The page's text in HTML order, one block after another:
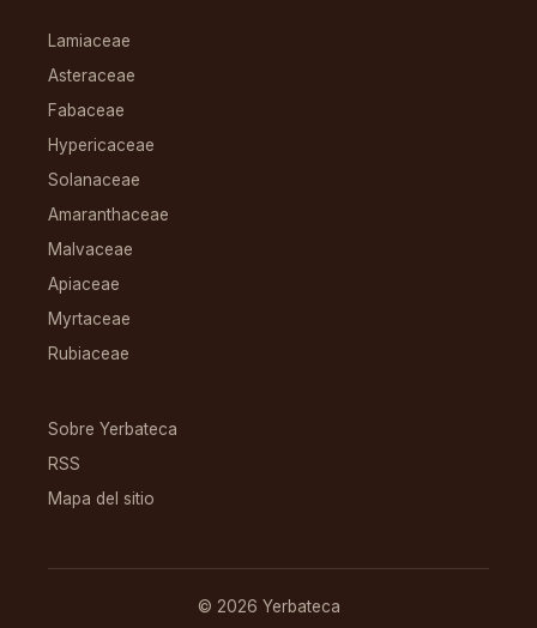
Lamiaceae
Asteraceae
Fabaceae
Hypericaceae
Solanaceae
Amaranthaceae
Malvaceae
Apiaceae
Myrtaceae
Rubiaceae
Sobre Yerbateca
RSS
Mapa del sitio
© 2026 Yerbateca